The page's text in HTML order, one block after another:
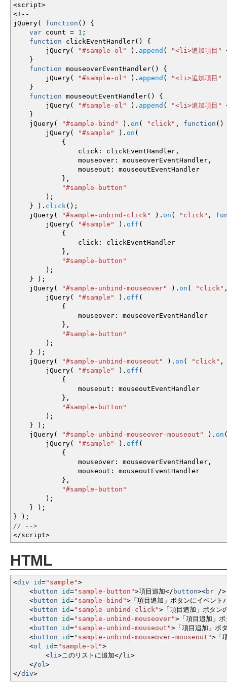
<script>
<!--
jQuery( function ( )
{
var count = 1 ;
function clickEventHandler( )
{
jQuery( "#sample-ol" ) . append ( "<li>追加項目"
}
function mouseoverEventHandler( )
{
jQuery( "#sample-ol" ) . append ( "<li>追加項目"
}
function mouseoutEventHandler( )
{
jQuery( "#sample-ol" ) . append ( "<li>追加項目"
}
jQuery( "#sample-bind" ) . on ( "click" , function ( )
jQuery( "#sample" ) . on (
{
click : clickEventHandler ,
mouseover : mouseoverEventHandler ,
mouseout :
mouseoutEventHandler
} ,
"#sample-button"
) ;
}
) . click( ) ;
jQuery( "#sample-unbind-click" ) . on ( "click" ,
jQuery( "#sample" ) . off (
{
click :
clickEventHandler
} ,
"#sample-button"
) ;
}
) ;
jQuery( "#sample-unbind-mouseover" ) . on ( "click"
jQuery( "#sample" ) . off (
{
mouseover :
mouseoverEventHandler
} ,
"#sample-button"
) ;
}
) ;
jQuery( "#sample-unbind-mouseout" ) . on ( "click" ,
jQuery( "#sample" ) . off (
{
mouseout :
mouseoutEventHandler
} ,
"#sample-button"
) ;
}
) ;
jQuery( "#sample-unbind-mouseover-mouseout" ) . on
jQuery( "#sample" ) . off (
{
mouseover : mouseoverEventHandler ,
mouseout :
mouseoutEventHandler
} ,
"#sample-button"
) ;
}
) ;
}
) ;
// -->
</script>
HTML
<div id="sample">
<button id="sample-button">項目追加</ button><br />
<button id="sample-bind"> 「項目追加」ボタンにイベント
<button id="sample-unbind-click"> 「項目追加」ボタ
<button id="sample-unbind-mouseover"> 「項目追加」
<button id="sample-unbind-mouseout"> 「項目追加」ボ
<button id="sample-unbind-mouseover-mouseout">
<ol id="sample-ol">
<li>このリストに追加</ li>
</ol>
</div>